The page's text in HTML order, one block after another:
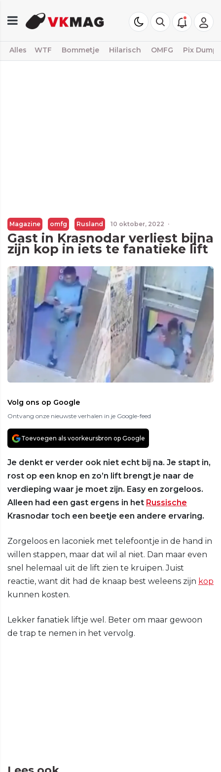
Alles WTF Bommetje Hilarisch OMFG Pix Dump
Magazine omfg Rusland 10 oktober, 2022 ·
Gast in Krasnodar verliest bijna
zijn kop in iets te fanatieke lift
Volg ons op Google
Ontvang onze nieuwste verhalen in je Google-feed
Toevoegen als voorkeursbron op Google
Je denkt er verder ook niet echt bij na. Je stapt in,
rost op een knop en zo’n lift brengt je naar de
verdieping waar je moet zijn. Easy en zorgeloos.
Alleen had een gast ergens in het Russische
Krasnodar toch een beetje een andere ervaring.
Zorgeloos en laconiek met telefoontje in de hand in
willen stappen, maar dat wil al niet. Dan maar even
snel helemaal uit de lift zien te kruipen. Juist
reactie, want dit had de knaap best weleens zijn kop
kunnen kosten.
Lekker fanatiek liftje wel. Beter om maar gewoon
de trap te nemen in het vervolg.